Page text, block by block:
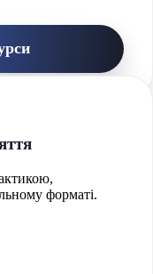
форматі.